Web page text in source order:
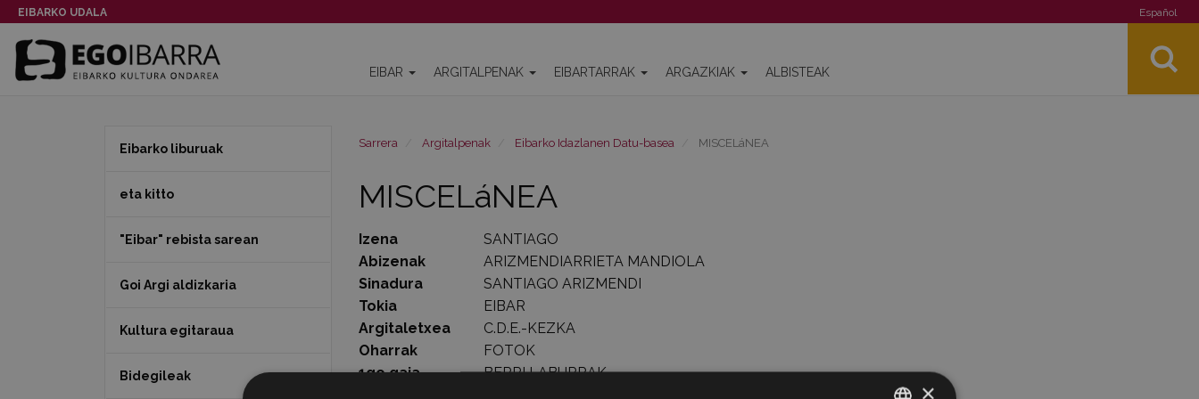
EIBARKO UDALA Español
EIBAR ARGITALPENAK EIBARTARRAK ARGAZKIAK ALBISTEAK
Sarrera Argitalpenak Eibarko Idazlanen Datu-basea MISCELáNEA
MISCELáNEA
Izena
SANTIAGO
Abizenak
ARIZMENDIARRIETA MANDIOLA
Sinadura
SANTIAGO ARIZMENDI
Tokia
EIBAR
Argitaletxea
C.D.E.-KEZKA
Oharrak
FOTOK
1go gaia
BERRI LABURRAK
Eibarko liburuak
eta kitto
"Eibar" rebista sarean
Goi Argi aldizkaria
Kultura egitaraua
Bidegileak
×